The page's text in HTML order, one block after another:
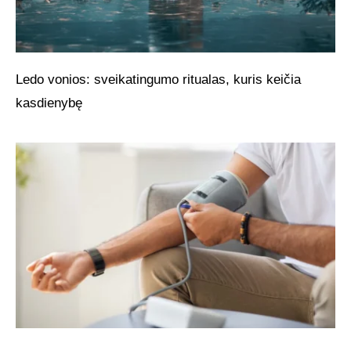
Ledo vonios: sveikatingumo ritualas, kuris keičia
kasdienybę